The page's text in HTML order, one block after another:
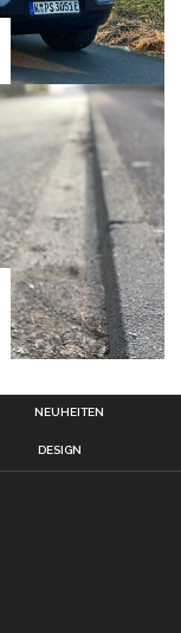
NEUHEITEN
DESIGN